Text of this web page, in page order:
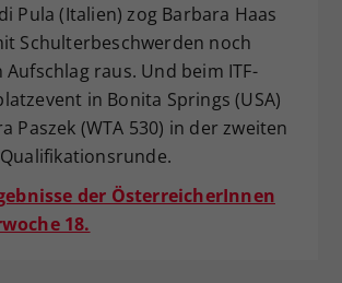
Pula (Italien) zog Barbara Haas
Schulterbeschwerden noch
raus. Und beim ITF-
in Bonita Springs (USA)
Paszek (WTA 530) in der zweiten
der ÖsterreicherInnen
18.